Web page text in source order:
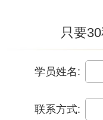
只要
学员姓名:
联系方式: